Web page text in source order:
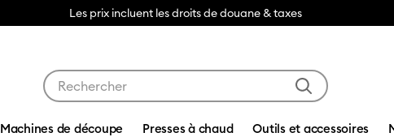
Les prix incluent les droits de douane & taxes
Machines de découpe Presses à chaud Outils et accessoires